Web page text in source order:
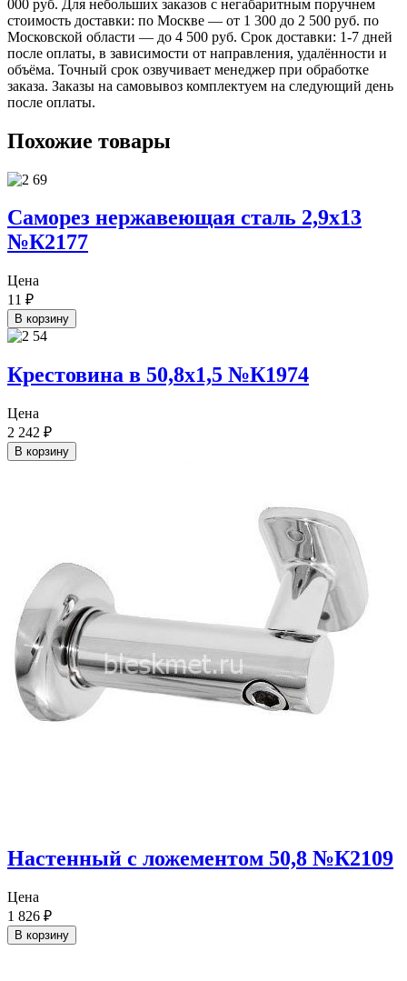
000 руб. Для небольших заказов с негабаритным поручнем
стоимость доставки: по Москве — от 1 300 до 2 500 руб. по
Московской области — до 4 500 руб. Срок доставки: 1-7 дней
после оплаты, в зависимости от направления, удалённости и
объёма. Точный срок озвучивает менеджер при обработке
заказа. Заказы на самовывоз комплектуем на следующий день
после оплаты.
Похожие товары
Саморез нержавеющая сталь 2,9х13
№К2177
Цена
11 ₽
В корзину
Крестовина в 50,8х1,5 №К1974
Цена
2 242 ₽
В корзину
Настенный с ложементом 50,8 №К2109
Цена
1 826 ₽
В корзину